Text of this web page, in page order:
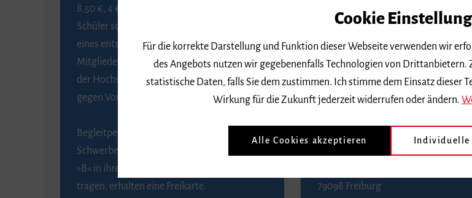
8,50 €, 4 € ermäßigt für Schülerinnen und
Schüler sowie Studierende gegen Vorlage
eines entsprechenden Nachweises, 6 € für
Mitglieder der Gesellschaft zur Förderung
der Hochschule für Musik Freiburg e. V.
gegen Vorlage des Mitgliedsausweises.
Begleitpersonen von Menschen mit
Schwerbehinderung, die das Merkzeichen
»B« in ihrem Schwerbehindertenausweis
tragen, erhalten eine Freikarte.
Seite von Reservix.
BZ-Kartenservice Freiburg
Kaiser-Joseph-Straße 229
79098 Freiburg
Telefon 0761 4968888
79098 Freiburg
Cookie
Für die korrekte Darstellung und Funktion dieser Webseite verwenden wir
des Angebots nutzen wir gegebenenfalls Technologien von
statistische Daten, falls Sie dem zustimmen. Ich stimme dem Einsatz dieser
Wirkung für die Zukunft jederzeit widerrufen oder ändern.
Alle Cookies akzeptieren Individuelle